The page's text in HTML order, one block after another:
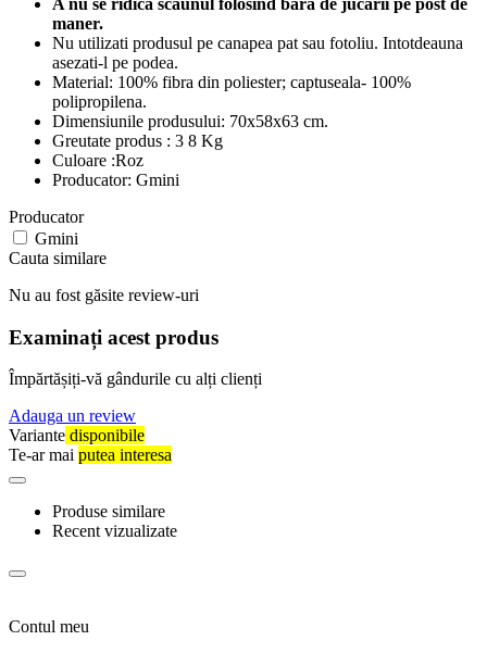
maner.
Nu utilizati produsul pe canapea pat sau fotoliu. Intotdeauna
asezati-l pe podea.
Material: 100% fibra din poliester; captuseala- 100%
polipropilena.
Dimensiunile produsului: 70x58x63 cm.
Greutate produs : 3 8 Kg
Culoare :Roz
Producator: Gmini
Producator
Gmini
Cauta similare
Nu au fost găsite review-uri
Examinați acest produs
Împărtășiți-vă gândurile cu alți clienți
Adauga un review
Variante disponibile
Te-ar mai putea interesa
Produse similare
Recent vizualizate
Contul meu